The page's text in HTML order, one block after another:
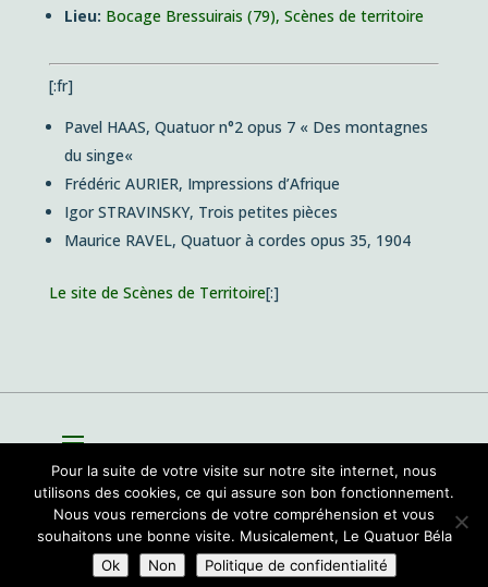
Lieu: Bocage Bressuirais (79), Scènes de territoire
[:fr]
Pavel HAAS, Quatuor n°2 opus 7 « Des montagnes
du singe«
Frédéric AURIER, Impressions d’Afrique
Igor STRAVINSKY, Trois petites pièces
Maurice RAVEL, Quatuor à cordes opus 35, 1904
Le site de Scènes de Territoire[:]
Site parSioo studio
Pour la suite de votre visite sur notre site internet, nous
utilisons des cookies, ce qui assure son bon fonctionnement.
Nous vous remercions de votre compréhension et vous
souhaitons une bonne visite. Musicalement, Le Quatuor Béla
Ok
Non Politique de confidentialité